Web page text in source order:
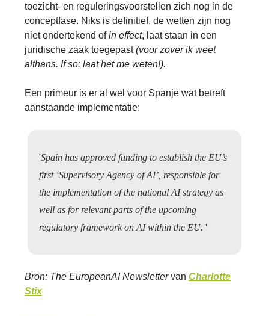
toezicht- en reguleringsvoorstellen zich nog in de
conceptfase. Niks is definitief, de wetten zijn nog
niet ondertekend ofin effect, laat staan in een
juridische zaak toegepast(voor zover ik weet
althans. If so: laat het me weten!).
Een primeur is er al wel voor Spanje wat betreft
aanstaande implementatie:
'Spain has approved funding to establish the EU’s
first ‘Supervisory Agency of AI’, responsible for
the implementation of the national AI strategy as
well as for relevant parts of the upcoming
regulatory framework on AI within the EU. '
Bron: The EuropeanAI Newslettervan Charlotte
Stix